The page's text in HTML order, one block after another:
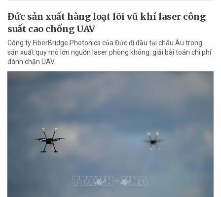
Đức sản xuất hàng loạt lõi vũ khí laser công
suất cao chống UAV
Công ty FiberBridge Photonics của Đức đi đầu tại châu Âu trong
sản xuất quy mô lớn nguồn laser phòng không, giải bài toán chi phí
đánh chặn UAV.